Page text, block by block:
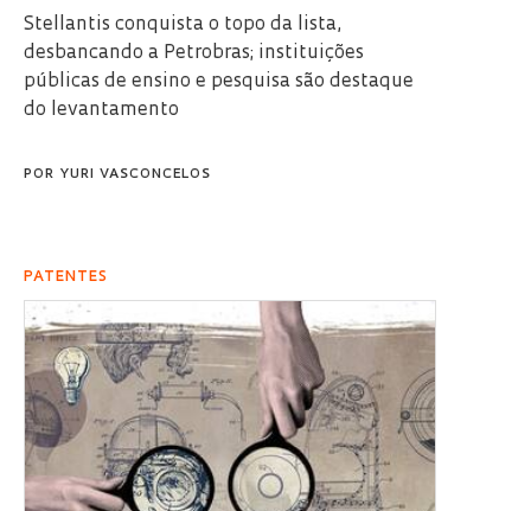
Stellantis conquista o topo da lista,
desbancando a Petrobras; instituições
públicas de ensino e pesquisa são destaque
do levantamento
POR YURI VASCONCELOS
PATENTES